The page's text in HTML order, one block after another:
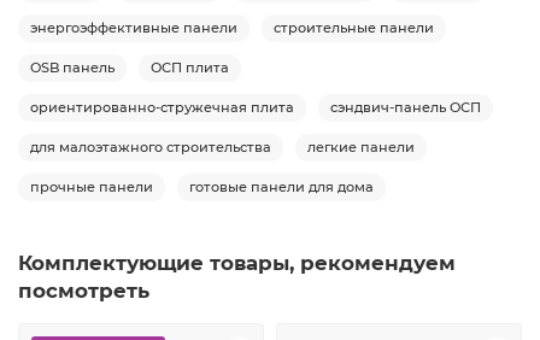
энергоэффективные панели строительные панели
OSB панель ОСП плита
ориентированно-стружечная плита сэндвич-панель ОСП
для малоэтажного строительства легкие панели
прочные панели готовые панели для дома
Комплектующие товары, рекомендуем
посмотреть